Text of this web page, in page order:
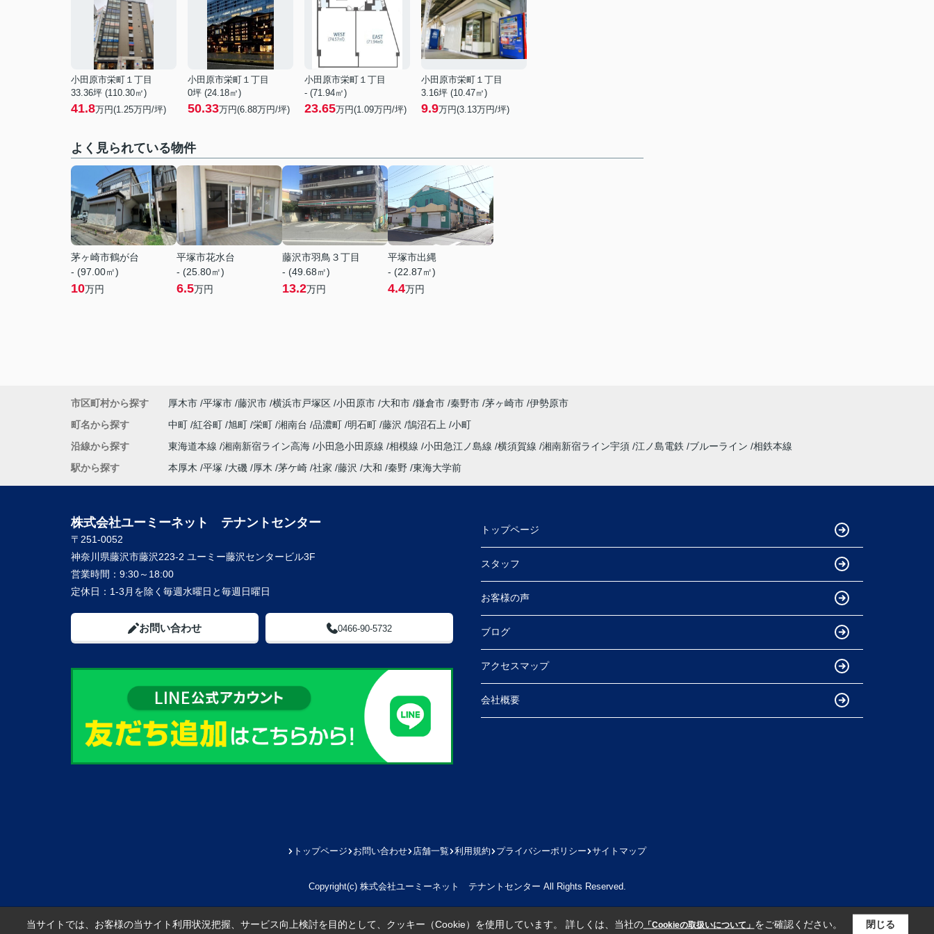
小田原市栄町１丁目
33.36坪 (110.30㎡)
41.8万円(1.25万円/坪)
小田原市栄町１丁目
0坪 (24.18㎡)
50.33万円(6.88万円/坪)
小田原市栄町１丁目
- (71.94㎡)
23.65万円(1.09万円/坪)
小田原市栄町１丁目
3.16坪 (10.47㎡)
9.9万円(3.13万円/坪)
よく見られている物件
茅ヶ崎市鶴が台
- (97.00㎡)
10万円
平塚市花水台
- (25.80㎡)
6.5万円
藤沢市羽鳥３丁目
- (49.68㎡)
13.2万円
平塚市出縄
- (22.87㎡)
4.4万円
市区町村から探す 厚木市 平塚市 藤沢市 横浜市戸塚区 小田原市 大和市 鎌倉市 秦野市 茅ヶ崎市 伊勢原市
町名から探す
中町 紅谷町 旭町 栄町 湘南台 品濃町 明石町 藤沢 鵠沼石上
小町
沿線から探す
東海道本線 湘南新宿ライン高海 小田急小田原線 相模線 小田急江ノ島線 横須賀線 湘南新宿ライン宇須 江ノ島電鉄 ブルーライン 相鉄本線
駅から探す
本厚木 平塚 大磯 厚木 茅ケ崎 社家 藤沢 大和 秦野 東海大学前
株式会社ユーミーネット テナントセンター
〒251-0052
神奈川県藤沢市藤沢223-2 ユーミー藤沢センタービル3F
営業時間： 9:30～18:00
定休日： 1-3月を除く毎週水曜日と毎週日曜日
お問い合わせ 0466-90-5732
トップページ
スタッフ
お客様の声
ブログ
アクセスマップ
会社概要
トップページ お問い合わせ 店舗一覧 利用規約 プライバシーポリシー サイトマップ
Copyright(c) 株式会社ユーミーネット テナントセンター All Rights Reserved.
当サイトでは、お客様の当サイト利用状況把握、サービス向上検討を目的として、クッキー（Cookie）を使用しています。 詳しくは、当社の「Cookieの取扱いについて」 をご確認ください。 閉じる